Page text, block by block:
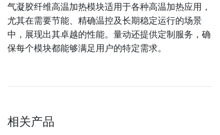
气凝胶纤维高温加热模块适用于各种高温加热应用，
尤其在需要节能、精确温控及长期稳定运行的场景
中，展现出其卓越的性能。量动还提供定制服务，确
保每个模块都能够满足用户的特定需求。
相关产品